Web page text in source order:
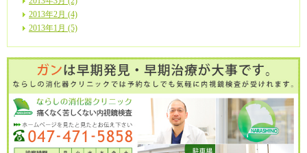
2013年2月 (4)
2013年1月 (5)